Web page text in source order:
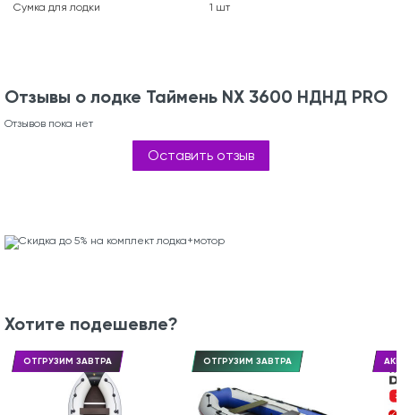
Сумка для лодки 1 шт
Отзывы о лодке Таймень NX 3600 НДНД PRO
Отзывов пока нет
Оставить отзыв
Хотите подешевле?
ОТГРУЗИМ ЗАВТРА ОТГРУЗИМ ЗАВТРА